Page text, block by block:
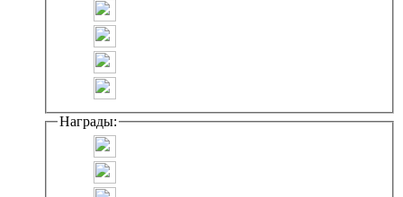
Награды: